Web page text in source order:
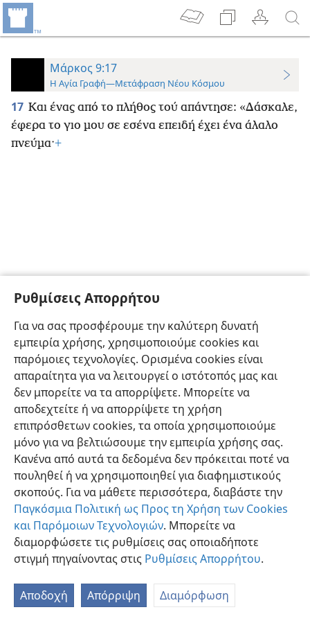
Ρυθμίσεις Απορρήτου
Για να σας προσφέρουμε την καλύτερη δυνατή
εμπειρία χρήσης, χρησιμοποιούμε cookies και
παρόμοιες τεχνολογίες. Ορισμένα cookies είναι
απαραίτητα για να λειτουργεί ο ιστότοπός μας και
δεν μπορείτε να τα απορρίψετε. Μπορείτε να
αποδεχτείτε ή να απορρίψετε τη χρήση
επιπρόσθετων cookies, τα οποία χρησιμοποιούμε
μόνο για να βελτιώσουμε την εμπειρία χρήσης σας.
Κανένα από αυτά τα δεδομένα δεν πρόκειται ποτέ να
πουληθεί ή να χρησιμοποιηθεί για διαφημιστικούς
σκοπούς. Για να μάθετε περισσότερα, διαβάστε την
Παγκόσμια Πολιτική ως Προς τη Χρήση των Cookies
και Παρόμοιων Τεχνολογιών. Μπορείτε να
διαμορφώσετε τις ρυθμίσεις σας οποιαδήποτε
στιγμή πηγαίνοντας στις Ρυθμίσεις Απορρήτου.
Αποδοχή Απόρριψη Διαμόρφωση
Μάρκος 9:17
Η Αγία Γραφή—Μετάφραση Νέου Κόσμου
17 Και ένας από το πλήθος τού απάντησε: «Δάσκαλε,
έφερα το γιο μου σε εσένα επειδή έχει ένα άλαλο
πνεύμα·+
Ελληνική Προτιμήσεις
Copyright© 2026 Watch Tower Bible and Tract Society of Pennsylvania
Πολιτική Απορρήτου
Ρυθμίσεις Απορρήτου
JW.ORG
Σύνδεση